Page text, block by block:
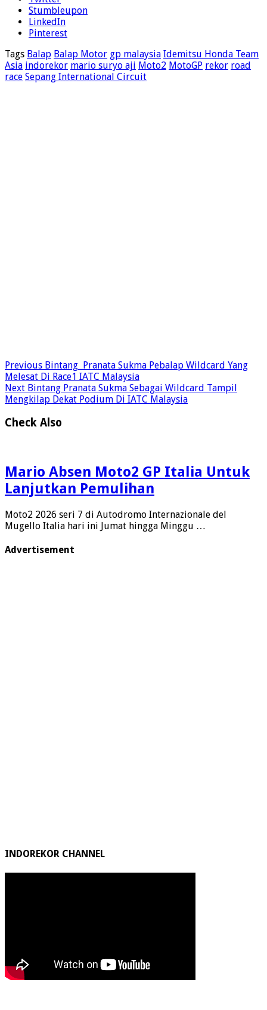
Stumbleupon
LinkedIn
Pinterest
Tags Balap Balap Motor gp malaysia Idemitsu Honda Team
Asia indorekor mario suryo aji Moto2 MotoGP rekor road
race Sepang International Circuit
Previous Bintang Pranata Sukma Pebalap Wildcard Yang
Melesat Di Race1 IATC Malaysia
Next Bintang Pranata Sukma Sebagai Wildcard Tampil
Mengkilap Dekat Podium Di IATC Malaysia
Check Also
Mario Absen Moto2 GP Italia Untuk
Lanjutkan Pemulihan
Moto2 2026 seri 7 di Autodromo Internazionale del
Mugello Italia hari ini Jumat hingga Minggu …
Advertisement
INDOREKOR CHANNEL